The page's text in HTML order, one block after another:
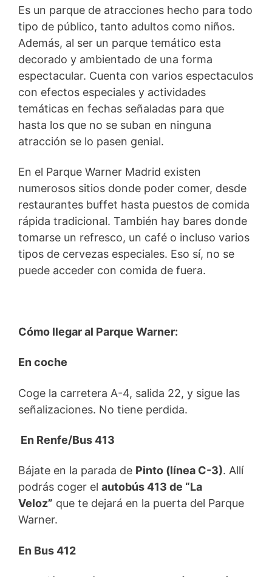
Es un parque de atracciones hecho para todo
tipo de público, tanto adultos como niños.
Además, al ser un parque temático esta
decorado y ambientado de una forma
espectacular. Cuenta con varios espectaculos
con efectos especiales y actividades
temáticas en fechas señaladas para que
hasta los que no se suban en ninguna
atracción se lo pasen genial.
En el Parque Warner Madrid existen
numerosos sitios donde poder comer, desde
restaurantes buffet hasta puestos de comida
rápida tradicional. También hay bares donde
tomarse un refresco, un café o incluso varios
tipos de cervezas especiales. Eso sí, no se
puede acceder con comida de fuera.
Cómo llegar al Parque Warner:
En coche
Coge la carretera A-4, salida 22, y sigue las
señalizaciones. No tiene perdida.
En Renfe/Bus 413
Bájate en la parada de Pinto (línea C-3). Allí
podrás coger el autobús 413 de “La
Veloz” que te dejará en la puerta del Parque
Warner.
En Bus 412